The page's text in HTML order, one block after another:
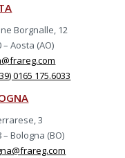
Borgnalle, 12
– Aosta (AO)
0165 175.6033
3
– Bologna (BO)